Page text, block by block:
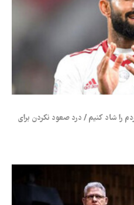
را شاد کنیم / درد صعود نکردن برای